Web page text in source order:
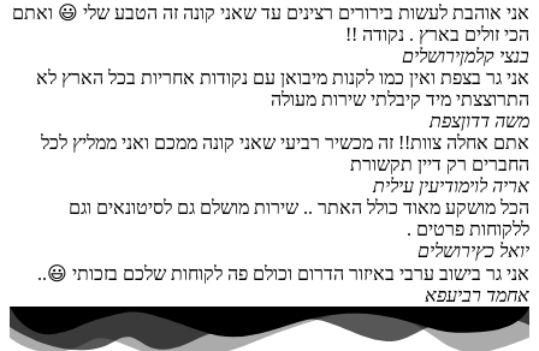
אני אוהבת לעשות בירורים רצינים עד שאני קונה זה הטבע שלי 😃 ואתם
הכי זולים בארץ . נקודה !!
בנצי קלמןירושלים
אני גר בצפת ואין כמו לקנות מיבואן עם נקודות אחריות בכל הארץ לא
התרוצצתי מיד קיבלתי שירות מעולה
משה דדוןצפת
אתם אחלה צוות!! זה מכשיר רביעי שאני קונה ממכם ואני ממליץ לכל
החברים רק דיין תקשורת
אריה לוימודיעין עילית
הכל מושקע מאוד כולל האתר .. שירות מושלם גם לסיטונאים וגם
ללקוחות פרטים .
יואל כץירושלים
אני גר בישוב ערבי באיזור הדרום וכולם פה לקוחות שלכם בזכותי 😃..
אחמד רביעפא